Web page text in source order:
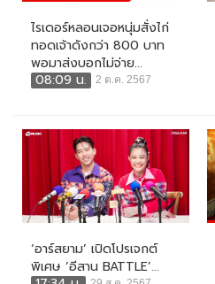
ไรเดอร์หลอนเจอหนุ่มสั่งไก่
ทอดเจ้าดังกว่า 800 บาท
พอมาส่งบอกไม่จ่าย...
08:09 น.
2 ต.ค. 2567
‘อาร์สยาม’ เปิดโปรเจกต์
พิเศษ ‘อีสาน BATTLE’...